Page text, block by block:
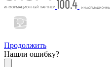
Продолжить
Нашли ошибку?